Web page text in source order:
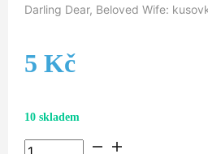
Darling Dear, Beloved Wife:
5 Kč
10 skladem
Darling